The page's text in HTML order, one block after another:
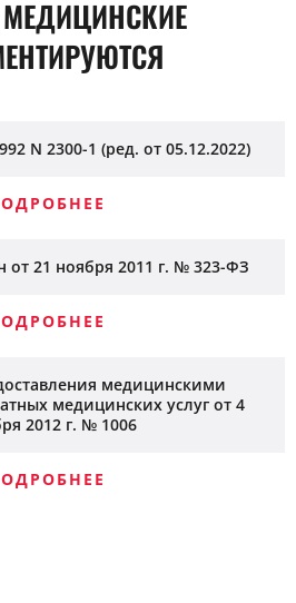
фоном на терапии.
индивидуально.
N 2300-1 (ред. от 05.12.2022)
от 21 ноября 2011 г. № 323-ФЗ
медицинскими
медицинских услуг от 4
2012 г. № 1006